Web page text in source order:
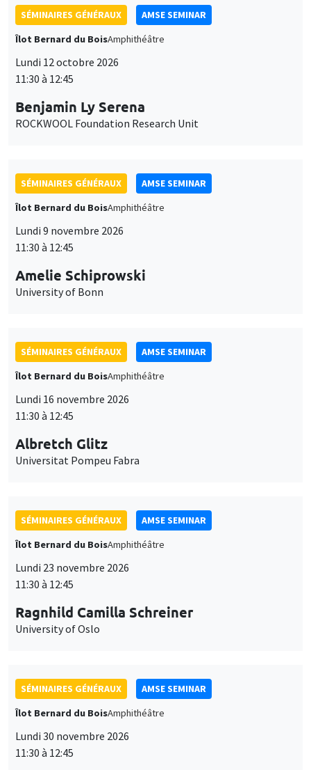
SÉMINAIRES GÉNÉRAUX
AMSE SEMINAR
Îlot Bernard du BoisAmphithéâtre
Lundi 12 octobre 2026
11:30 à 12:45
Benjamin Ly Serena
ROCKWOOL Foundation Research Unit
SÉMINAIRES GÉNÉRAUX
AMSE SEMINAR
Îlot Bernard du BoisAmphithéâtre
Lundi 9 novembre 2026
11:30 à 12:45
Amelie Schiprowski
University of Bonn
SÉMINAIRES GÉNÉRAUX
AMSE SEMINAR
Îlot Bernard du BoisAmphithéâtre
Lundi 16 novembre 2026
11:30 à 12:45
Albretch Glitz
Universitat Pompeu Fabra
SÉMINAIRES GÉNÉRAUX
AMSE SEMINAR
Îlot Bernard du BoisAmphithéâtre
Lundi 23 novembre 2026
11:30 à 12:45
Ragnhild Camilla Schreiner
University of Oslo
SÉMINAIRES GÉNÉRAUX
AMSE SEMINAR
Îlot Bernard du BoisAmphithéâtre
Lundi 30 novembre 2026
11:30 à 12:45